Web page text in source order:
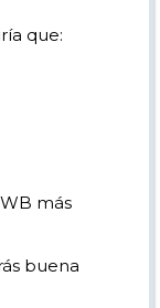
que:
más
buena